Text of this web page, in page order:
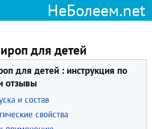
НеБолеем.net
для детей
для детей : инструкция по
отзывы
и состав
свойства